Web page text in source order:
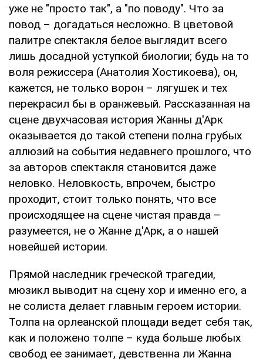
уже не "просто так", а "по поводу". Что за
повод – догадаться несложно. В цветовой
палитре спектакля белое выглядит всего
лишь досадной уступкой биологии; будь на то
воля режиссера (Анатолия Хостикоева), он,
кажется, не только ворон – лягушек и тех
перекрасил бы в оранжевый. Рассказанная на
сцене двухчасовая история Жанны д'Арк
оказывается до такой степени полна грубых
аллюзий на события недавнего прошлого, что
за авторов спектакля становится даже
неловко. Неловкость, впрочем, быстро
проходит, стоит только понять, что все
происходящее на сцене чистая правда –
разумеется, не о Жанне д'Арк, а о нашей
новейшей истории.
Прямой наследник греческой трагедии,
мюзикл выводит на сцену хор и именно его, а
не солиста делает главным героем истории.
Толпа на орлеанской площади ведет себя так,
как и положено толпе – куда больше любых
свобод ее занимает, девственна ли Жанна